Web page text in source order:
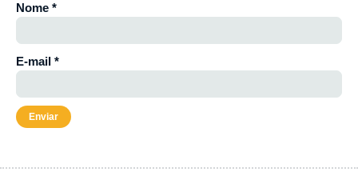
Nome *
E-mail *